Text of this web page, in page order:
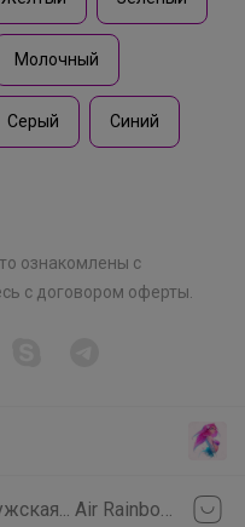
Молочный
Серый Синий
ознакомлены с
с договором оферты
и одежда